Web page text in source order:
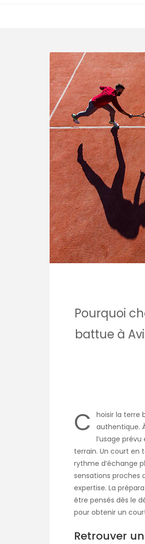
Pourquoi
battue à
C
hoisir la terre
authentique.
l’usage
terrain. Un court en
rythme d’échange
sensations proches
expertise. La
être pensés dès le
pour obtenir un
Retrouver